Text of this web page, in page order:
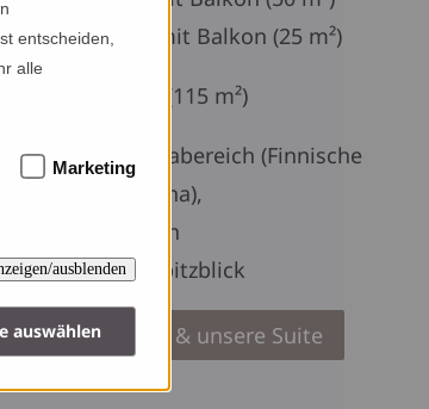
Traum mit Balkon (25 m²)
Panorama-Suite (115 m²)
privatem Saunabereich (Finnische
Zirbensauna),
Kamin
mit Zugspitzblick
Apartments & unsere Suite
entscheiden,
alle
Marketing
ausblenden
auswählen